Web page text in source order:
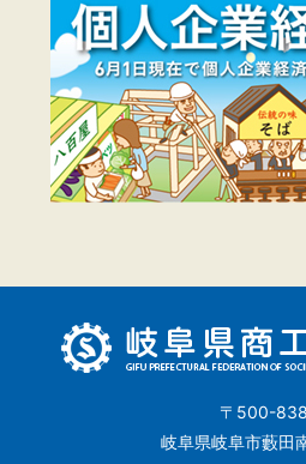
〒500-
岐阜県岐阜市藪田